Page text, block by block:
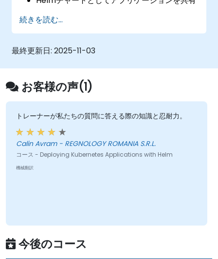
Helmチャート形式で提供されるサードパーテ
ィ製アプリケーションを実行すること
Helmパッケージのリリース状況を管理するこ
続きを読む...
最終更新日: 2025-11-03
お客様の声(1)
トレーナーが私たちの質問に答える際の知識と忍耐力。
Calin Avram - REGNOLOGY ROMANIA S.R.L.
コース - Deploying Kubernetes Applications with Helm
機械翻訳
今後のコース